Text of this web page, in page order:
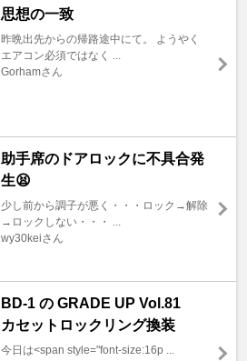
思想の一致
昨晩出先からの帰路途中にて。 ようやく
エアコン必須ではなく ...
Gorhamさん
助手席のドアロックに不具合発
生😫
少し前から調子が悪く・・・ロック→解除
→ロックしない・・・ ...
wy30keiさん
BD-1 の GRADE UP Vol.81
カセットロックリング換装
今日は<span style="font-size:16p ...